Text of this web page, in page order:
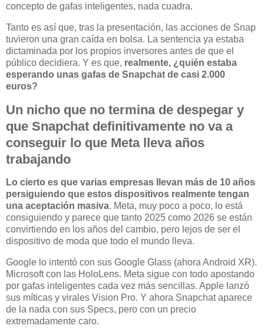
concepto de gafas inteligentes, nada cuadra.
Tanto es así que, tras la presentación, las acciones de Snap
tuvieron una gran caída en bolsa. La sentencia ya estaba
dictaminada por los propios inversores antes de que el
público decidiera. Y es que, realmente, ¿quién estaba
esperando unas gafas de Snapchat de casi 2.000
euros?
Un nicho que no termina de despegar y
que Snapchat definitivamente no va a
conseguir lo que Meta lleva años
trabajando
Lo cierto es que varias empresas llevan más de 10 años
persiguiendo que estos dispositivos realmente tengan
una aceptación masiva. Meta, muy poco a poco, lo está
consiguiendo y parece que tanto 2025 como 2026 se están
convirtiendo en los años del cambio, pero lejos de ser el
dispositivo de moda que todo el mundo lleva.
Google lo intentó con sus Google Glass (ahora Android XR).
Microsoft con las HoloLens. Meta sigue con todo apostando
por gafas inteligentes cada vez más sencillas. Apple lanzó
sus míticas y virales Vision Pro. Y ahora Snapchat aparece
de la nada con sus Specs, pero con un precio
extremadamente caro.